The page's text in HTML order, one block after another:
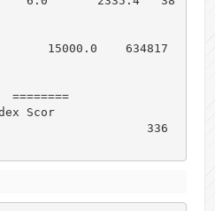
15000.0    634817
Scor
336